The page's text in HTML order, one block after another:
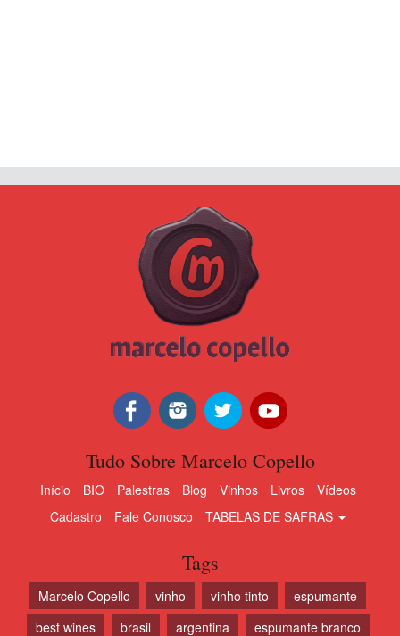
Tudo Sobre Marcelo Copello
Início BIO Palestras Blog Vinhos Livros
Vídeos
Cadastro
Fale Conosco TABELAS DE SAFRAS
Tags
Marcelo Copello vinho vinho tinto
espumante
best wines
brasil argentina espumante branco